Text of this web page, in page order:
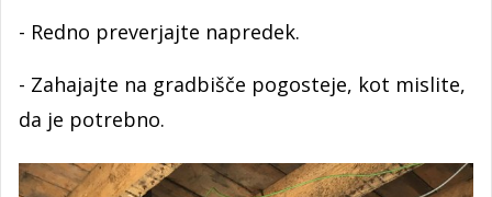
- Redno preverjajte napredek.
- Zahajajte na gradbišče pogosteje, kot mislite,
da je potrebno.